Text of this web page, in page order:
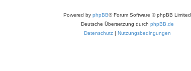
Powered by phpBB® Forum Software © phpBB Limited
Deutsche Übersetzung durch phpBB.de
Datenschutz| Nutzungsbedingungen